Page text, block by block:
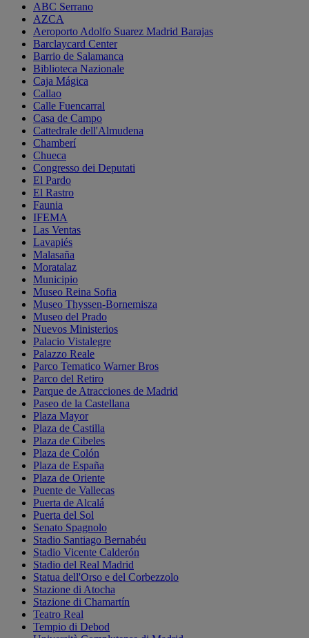
ABC Serrano
AZCA
Aeroporto Adolfo Suarez Madrid Barajas
Barclaycard Center
Barrio de Salamanca
Biblioteca Nazionale
Caja Mágica
Callao
Calle Fuencarral
Casa de Campo
Cattedrale dell'Almudena
Chamberí
Chueca
Congresso dei Deputati
El Pardo
El Rastro
Faunia
IFEMA
Las Ventas
Lavapiés
Malasaña
Moratalaz
Municipio
Museo Reina Sofia
Museo Thyssen-Bornemisza
Museo del Prado
Nuevos Ministerios
Palacio Vistalegre
Palazzo Reale
Parco Tematico Warner Bros
Parco del Retiro
Parque de Atracciones de Madrid
Paseo de la Castellana
Plaza Mayor
Plaza de Castilla
Plaza de Cibeles
Plaza de Colón
Plaza de España
Plaza de Oriente
Puente de Vallecas
Puerta de Alcalá
Puerta del Sol
Senato Spagnolo
Stadio Santiago Bernabéu
Stadio Vicente Calderón
Stadio del Real Madrid
Statua dell'Orso e del Corbezzolo
Stazione di Atocha
Stazione di Chamartín
Teatro Real
Tempio di Debod